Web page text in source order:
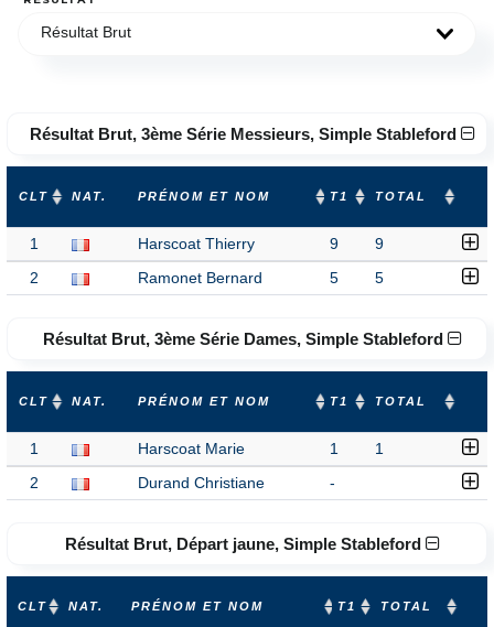
Résultat Brut
Résultat Brut, 3ème Série Messieurs, Simple Stableford
CLT NAT. PRÉNOM ET NOM T1 TOTAL
1 Harscoat Thierry 9 9
2 Ramonet Bernard 5 5
Résultat Brut, 3ème Série Dames, Simple Stableford
CLT NAT. PRÉNOM ET NOM T1 TOTAL
1 Harscoat Marie 1 1
2 Durand Christiane -
Résultat Brut, Départ jaune, Simple Stableford
CLT NAT. PRÉNOM ET NOM T1 TOTAL